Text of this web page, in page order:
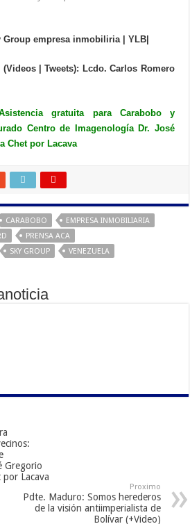
Group empresa inmobiliria | YLB|
| Tweets): Lcdo. Carlos Romero
gratuita para Carabobo y
Centro de Imagenología Dr. José
Chet por Lacava
CARABOBO
EMPRESA INMOBILIARIA
PRENSA ACA
SKY GROUP VENEZUELA
Gregorio
Lacava
Proximo
Pdte. Maduro: Somos herederos
de la visión antiimperialista de
Bolívar (+Video)